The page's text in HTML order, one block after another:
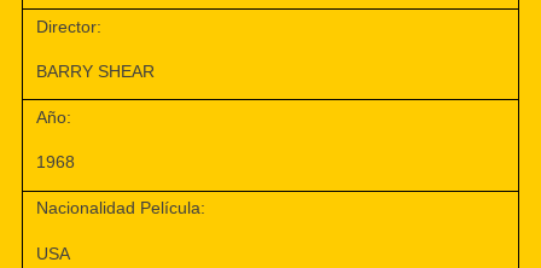
Director:
BARRY SHEAR
Año:
1968
Nacionalidad Película:
USA